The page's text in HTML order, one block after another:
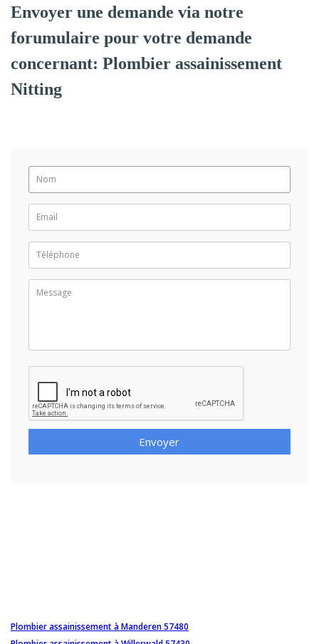
Envoyer une demande via notre
forumulaire pour votre demande
concernant: Plombier assainissement
Nitting
Envoyer
Plombier assainissement à Manderen 57480